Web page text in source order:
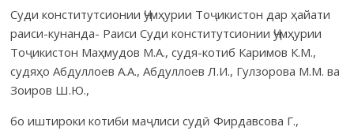
Суди конститутсионии Ҷумҳурии Тоҷикистон дар ҳайати
раиси-кунанда- Раиси Суди конститутсионии Ҷумҳурии
Тоҷикистон Маҳмудов М.А., судя-котиб Каримов К.М.,
судяҳо Абдуллоев А.А., Абдуллоев Л.И., Гулзорова М.М. ва
Зоиров Ш.Ю.,
бо иштироки котиби маҷлиси судӣ Фирдавсова Г.,